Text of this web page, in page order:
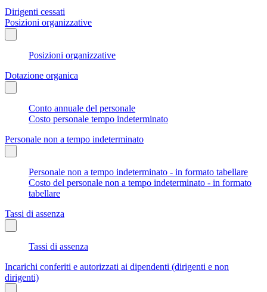
Dirigenti cessati
Posizioni organizzative
Posizioni organizzative
Dotazione organica
Conto annuale del personale
Costo personale tempo indeterminato
Personale non a tempo indeterminato
Personale non a tempo indeterminato - in formato tabellare
Costo del personale non a tempo indeterminato - in formato
tabellare
Tassi di assenza
Tassi di assenza
Incarichi conferiti e autorizzati ai dipendenti (dirigenti e non
dirigenti)